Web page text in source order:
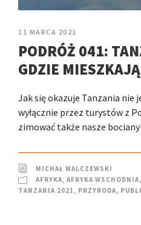
11 MARCA 2021
PODRÓŻ 041:
GDZIE
Jak się okazuje Tanzania nie
wyłącznie przez turystów z
zimować także nasze
MICHAŁ WALCZEWSKI
AFRYKA, AFRYKA WSCHODNIA,
TANZANIA 2021 , PRZYRODA,